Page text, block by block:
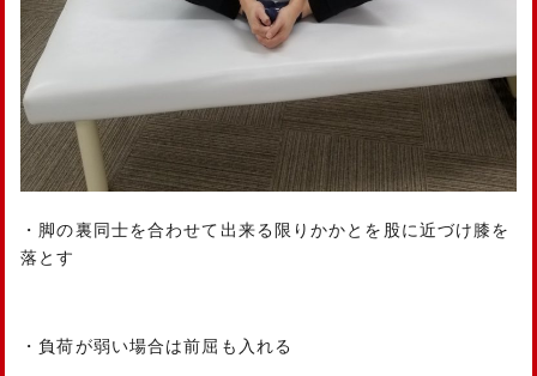
・脚の裏同士を合わせて出来る限りかかとを股に近づけ膝を
落とす
・負荷が弱い場合は前屈も入れる